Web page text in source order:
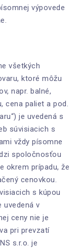
výpovede
všetkých
ktoré môžu
napr. balné,
cena paliet a pod.
je uvedená s
súvisiacich s
vždy písomne
spoločnosťou
okrem prípadu, že
cenovkou.
s kúpou
uvedená v
ceny nie je
pri prevzatí
s.r.o. je